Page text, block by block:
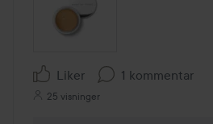
Liker 1 kommentar
25 visninger